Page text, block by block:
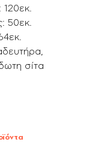
50εκ.
σίτα